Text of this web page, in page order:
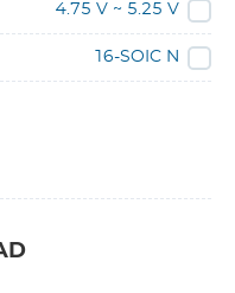
4.75 V ~ 5.25 V
16-SOIC N